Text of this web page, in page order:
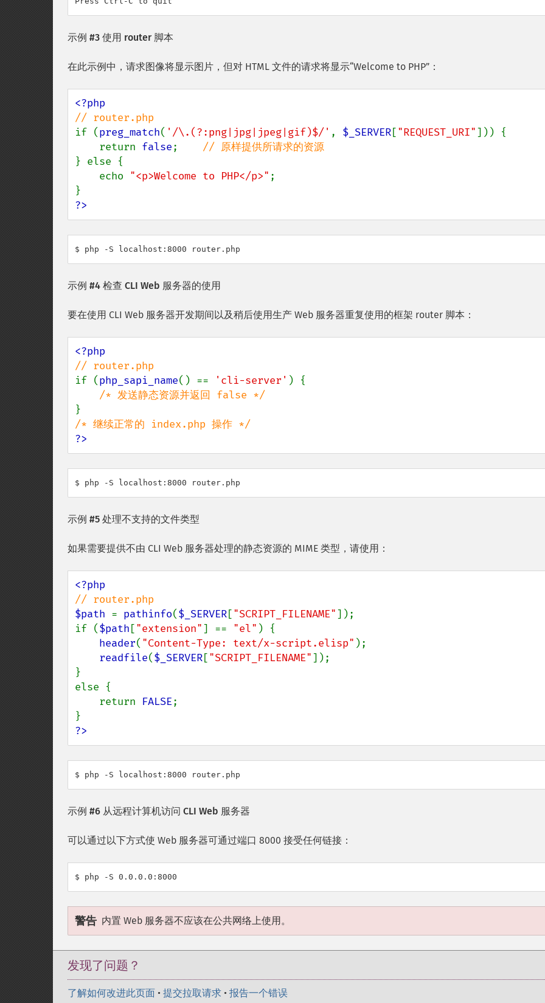
示例 #3 使用 router 脚本
在此示例中，请求图像将显示图片，但对 HTML 文件的请求将显示“Welcome to PHP”：
if (preg_match( '/\.(?:png|jpg|jpeg|gif)$/' , $_SERVER["REQUEST_URI"])) {
    return
false;
} else {
    echo
"<p>Welcome to PHP</p>" ;
?>
$ php -S localhost:8000 router.php
示例 #4 检查 CLI Web 服务器的使用
要在使用 CLI Web 服务器开发期间以及稍后使用生产 Web 服务器重复使用的框架 router 脚本：
if (php_sapi_name() == 'cli-server' ) {
?>
$ php -S localhost:8000 router.php
示例 #5 处理不支持的文件类型
如果需要提供不由 CLI Web 服务器处理的静态资源的 MIME 类型，请使用：
$path = pathinfo($_SERVER["SCRIPT_FILENAME"]);
if ($path ["extension"] == "el" ) {
header( "Content-Type: text/x-script.elisp" );
readfile($_SERVER["SCRIPT_FILENAME"]);
}
else {
    return
FALSE;
?>
$ php -S localhost:8000 router.php
示例 #6 从远程计算机访问 CLI Web 服务器
可以通过以下方式使 Web 服务器可通过端口 8000 接受任何链接：
$ php -S 0.0.0.0:8000
警告 内置 Web 服务器不应该在公共网络上使用。
发现了问题？
了解如何改进此页面 • 提交拉取请求 • 报告一个错误